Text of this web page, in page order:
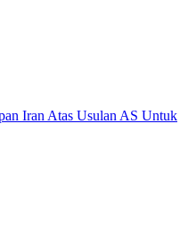
Iran Atas Usulan AS Untuk